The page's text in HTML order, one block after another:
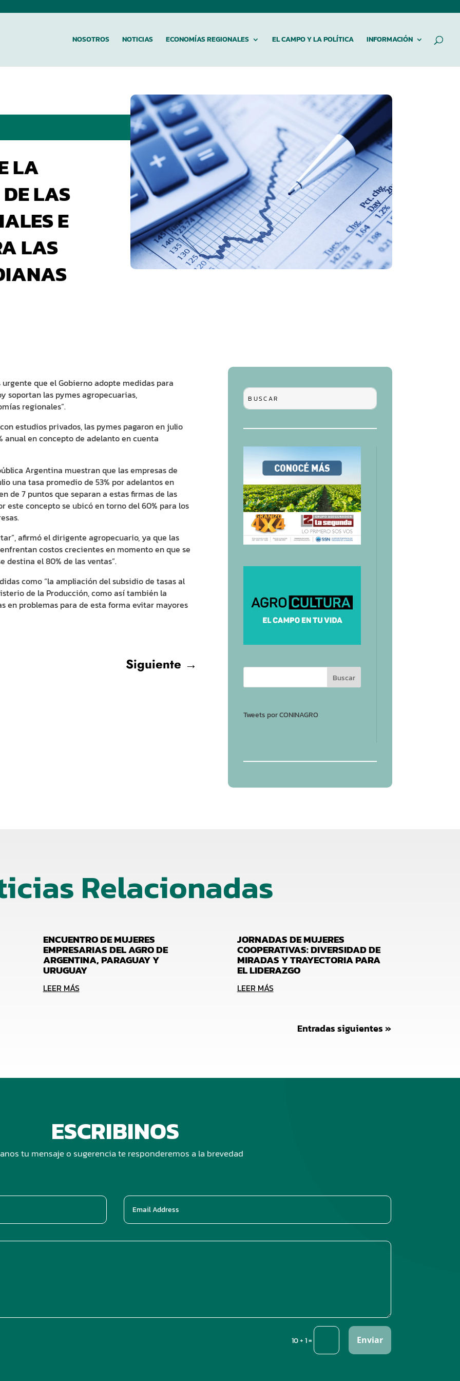
NOSOTROS NOTICIAS ECONOMÍAS REGIONALES EL CAMPO Y LA POLÍTICA INFORMACIÓN
LA
LAS
E
LAS
urgente que el Gobierno adopte medidas para
soportan las pymes agropecuarias,
regionales”.
estudios privados, las pymes pagaron en julio
en concepto de adelanto en cuenta
Argentina muestran que las empresas de
una tasa promedio de 53% por adelantos en
de 7 puntos que separan a estas firmas de las
este concepto se ubicó en torno del 60% para los
afirmó el dirigente agropecuario, ya que las
costos crecientes en momento en que se
destina el 80% de las ventas”.
como “la ampliación del subsidio de tasas al
de la Producción, como así también la
en problemas para de esta forma evitar mayores
Siguiente →
Tweets por CONINAGRO
Relacionadas
ENCUENTRO DE MUJERES
EMPRESARIAS DEL AGRO DE
ARGENTINA, PARAGUAY Y
URUGUAY
LEER MÁS
JORNADAS DE MUJERES
COOPERATIVAS: DIVERSIDAD DE
MIRADAS Y TRAYECTORIA PARA
EL LIDERAZGO
LEER MÁS
Entradas siguientes »
ESCRIBINOS
tu mensaje o sugerencia te responderemos a la brevedad
10 + 1= Enviar